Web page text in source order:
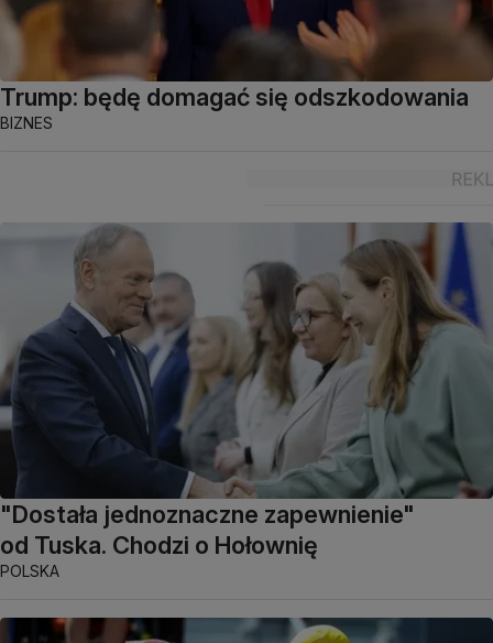
Trump: będę domagać się odszkodowania
BIZNES
"Dostała jednoznaczne zapewnienie"
od Tuska. Chodzi o Hołownię
POLSKA